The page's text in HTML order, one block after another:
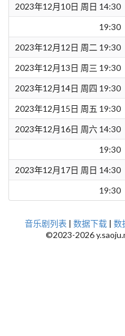
2023年12月10日 周日 14:30
19:30
2023年12月12日 周二 19:30
2023年12月13日 周三 19:30
2023年12月14日 周四 19:30
2023年12月15日 周五 19:30
2023年12月16日 周六 14:30
19:30
2023年12月17日 周日 14:30
19:30
音乐剧列表 | 数据下载 | 数
©2023-2026